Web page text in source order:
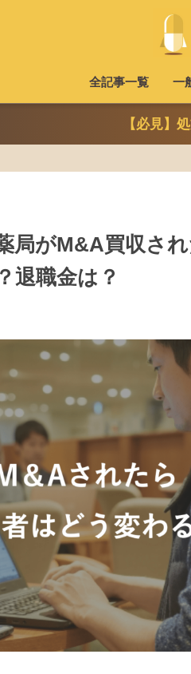
全記事一覧 一
【必見】
局がM&A買収さ
退職金は？